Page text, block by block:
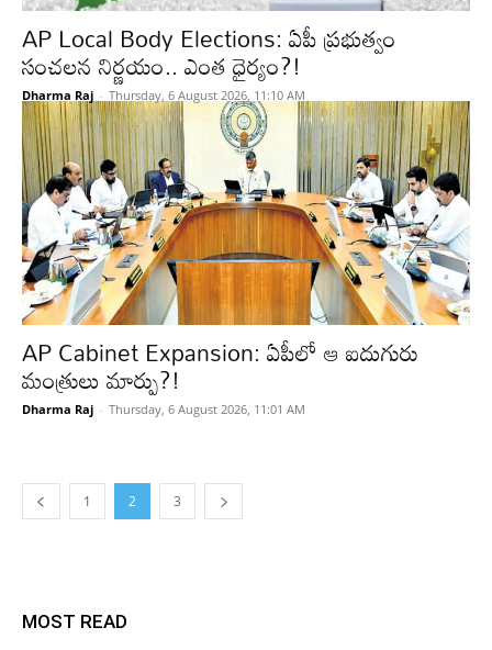
AP Local Body Elections: ఏపీ ప్రభుత్వం
సంచలన నిర్ణయం.. ఎంత ధైర్యం?!
Dharma Raj - Thursday, 6 August 2026, 11:10 AM
AP Cabinet Expansion: ఏపీలో ఆ ఐదుగురు
మంత్రులు మార్పు?!
Dharma Raj - Thursday, 6 August 2026, 11:01 AM
1 2 3
MOST READ